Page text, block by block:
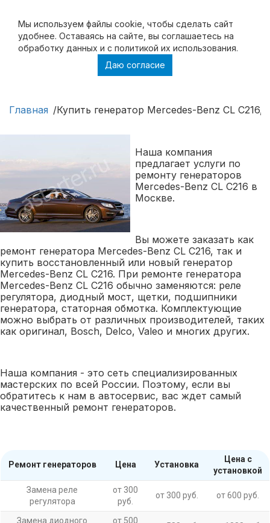
Мы используем файлы cookie, чтобы cделать сайт
удобнее. Оставаясь на сайте, вы соглашаетесь на
обработку данных и с политикой их использования.
Даю согласие
Купить генератор Mercedes-Benz CL C216,
Главная Купить генератор Mercedes-Benz CL
Наша компания
предлагает услуги по
ремонту генераторов
Mercedes-Benz CL C216 в
Москве.
Вы можете заказать как
ремонт генератора Mercedes-Benz CL C216, так и
купить восстановленный или новый генератор
Mercedes-Benz CL C216. При ремонте генератора
Mercedes-Benz CL C216 обычно заменяются: реле
регулятора, диодный мост, щетки, подшипники
генератора, статорная обмотка. Комплектующие
можно выбрать от различных производителей, таких
как оригинал, Bosch, Delco, Valeo и многих других.
Наша компания - это сеть специализированных
мастерских по всей России. Поэтому, если вы
обратитесь к нам в автосервис, вас ждет самый
качественный ремонт генераторов.
Ремонт генераторов Цена Установка
Цена с
установкой
Замена реле
регулятора
от 300
руб.
от 300 руб. от 600 руб.
Замена диодного
от 500